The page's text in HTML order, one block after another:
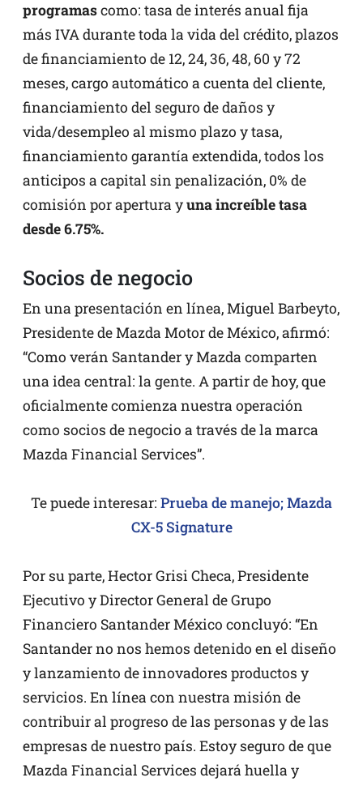
programascomo: tasa de interés anual fija
más IVA durante toda la vida del crédito, plazos
de financiamiento de 12, 24, 36, 48, 60 y 72
meses, cargo automático a cuenta del cliente,
financiamiento del seguro de daños y
vida/desempleo al mismo plazo y tasa,
financiamiento garantía extendida, todos los
anticipos a capital sin penalización, 0% de
comisión por apertura yuna increíble tasa
desde 6.75%.
Socios de negocio
En una presentación en línea, Miguel Barbeyto,
Presidente de Mazda Motor de México, afirmó:
“Como verán Santander y Mazda comparten
una idea central: la gente. A partir de hoy, que
oficialmente comienza nuestra operación
como socios de negocio a través de la marca
Mazda Financial Services”.
Te puede interesar: Prueba de manejo; Mazda
CX-5 Signature
Por su parte, Hector Grisi Checa, Presidente
Ejecutivo y Director General de Grupo
Financiero Santander México concluyó: “En
Santander no nos hemos detenido en el diseño
y lanzamiento de innovadores productos y
servicios. En línea con nuestra misión de
contribuir al progreso de las personas y de las
empresas de nuestro país. Estoy seguro de que
Mazda Financial Services dejará huella y